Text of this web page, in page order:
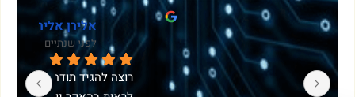
sivan vdp
לפני 5 שנים
שמחה שבחרתי בך כפיר, לביצוע אופטימיזציה